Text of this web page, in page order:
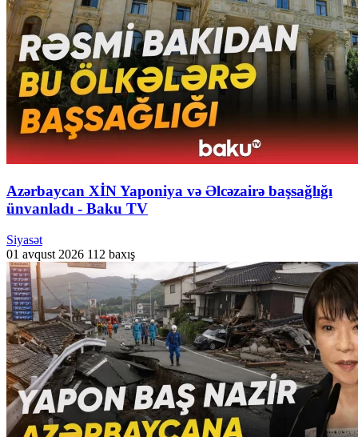
Azərbaycan XİN Yaponiya və Əlcəzairə başsağlığı
ünvanladı - Baku TV
Siyasət
01 avqust 2026 112 baxış